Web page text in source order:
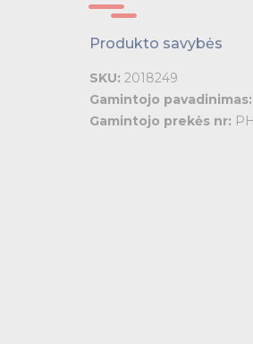
Produkto savybės
SKU: 2018249
Gamintojo pavadinimas:
Gamintojo prekės nr: